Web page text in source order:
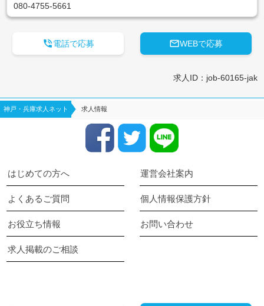
080-4755-5661
WEBで応募
電話で応募
求人ID：job-60165-jak
神戸・兵庫求人ネット 求人情報
はじめての方へ 運営会社案内
よくあるご質問 個人情報保護方針
お役立ち情報 お問い合わせ
求人掲載のご相談